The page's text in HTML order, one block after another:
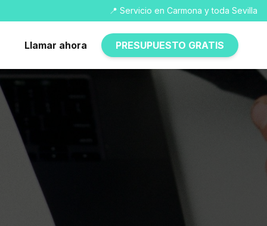
📍 Servicio en Carmona y toda Sevilla
Llamar ahora PRESUPUESTO GRATIS